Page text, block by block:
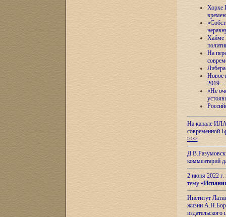
Хорхе
Хайме
На
Новое
«Не
На канале ИЛА
современной
>>>
комментарий
2 июня 2022 г.
тему «
Институт
жизни